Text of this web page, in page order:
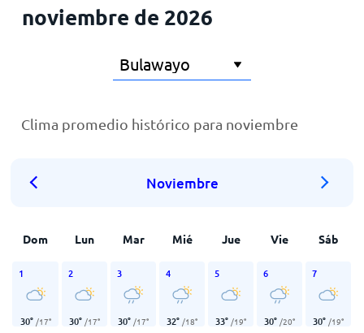
noviembre de 2026
Clima promedio histórico para noviembre
Noviembre
Dom Lun Mar Mié Jue Vie Sáb
1
30° /17°
2
30° /17°
3
30° /17°
4
32° /18°
5
33° /19°
6
30° /20°
7
30° /19°